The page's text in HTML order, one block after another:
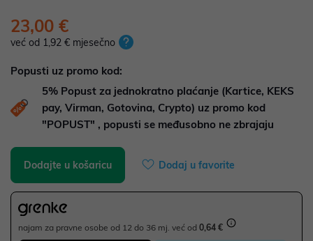
23,00 €
već od 1,92 € mjesečno
Popusti uz promo kod:
5% Popust za jednokratno plaćanje (Kartice, KEKS
pay, Virman, Gotovina, Crypto) uz promo kod
"POPUST" , popusti se međusobno ne zbrajaju
Dodajte u košaricu Dodaj u favorite
najam za pravne osobe od 12 do 36 mj. već od 0,64 €